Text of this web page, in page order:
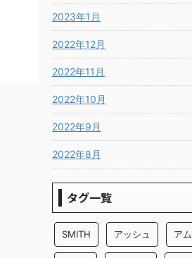
2023年1月
2022年12月
2022年11月
2022年10月
2022年9月
2022年8月
タグ一覧
SMITH アッシュ アム